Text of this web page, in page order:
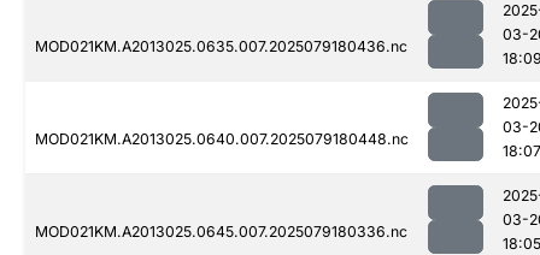
MOD021KM.A2013025.0635.007.2025079180436.nc
03-
MOD021KM.A2013025.0640.007.2025079180448.nc
03-
18:07
MOD021KM.A2013025.0645.007.2025079180336.nc
03-
18:05